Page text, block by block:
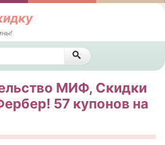
МИФ, Скидки
57 купонов на